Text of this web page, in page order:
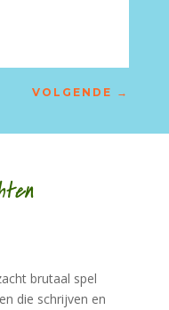
VOLGENDE →
brutaal spel
die schrijven en